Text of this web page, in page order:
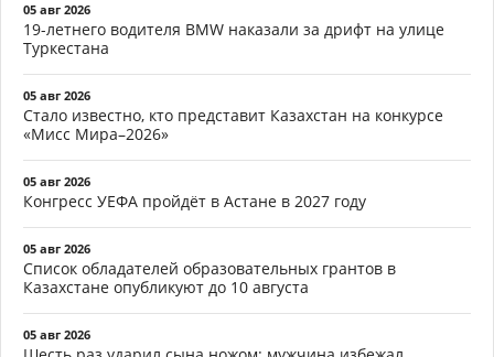
05 авг 2026
19-летнего водителя BMW наказали за дрифт на улице
Туркестана
05 авг 2026
Стало известно, кто представит Казахстан на конкурсе
«Мисс Мира–2026»
05 авг 2026
Конгресс УЕФА пройдёт в Астане в 2027 году
05 авг 2026
Список обладателей образовательных грантов в
Казахстане опубликуют до 10 августа
05 авг 2026